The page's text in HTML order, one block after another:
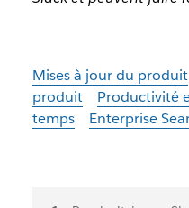
Mises à jour du produit
produit
Productivité
temps
Enterprise